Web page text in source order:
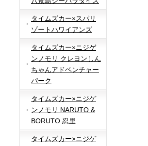
タイムズカー×スパリ
ゾートハワイアンズ
タイムズカー×ニジゲ
ンノモリ クレヨンしん
ちゃんアドベンチャー
パーク
タイムズカー×ニジゲ
ンノモリ NARUTO &
BORUTO 忍里
タイムズカー×ニジゲ